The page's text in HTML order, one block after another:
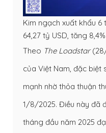
Kim ngạch xuất khẩu
64,27 tỷ USD, tăng
Theo The Loadstar(28/
của Việt Nam, đặc
mạnh nhờ thỏa thuận
1/8/2025. Điều này đã
tháng đầu năm 2025